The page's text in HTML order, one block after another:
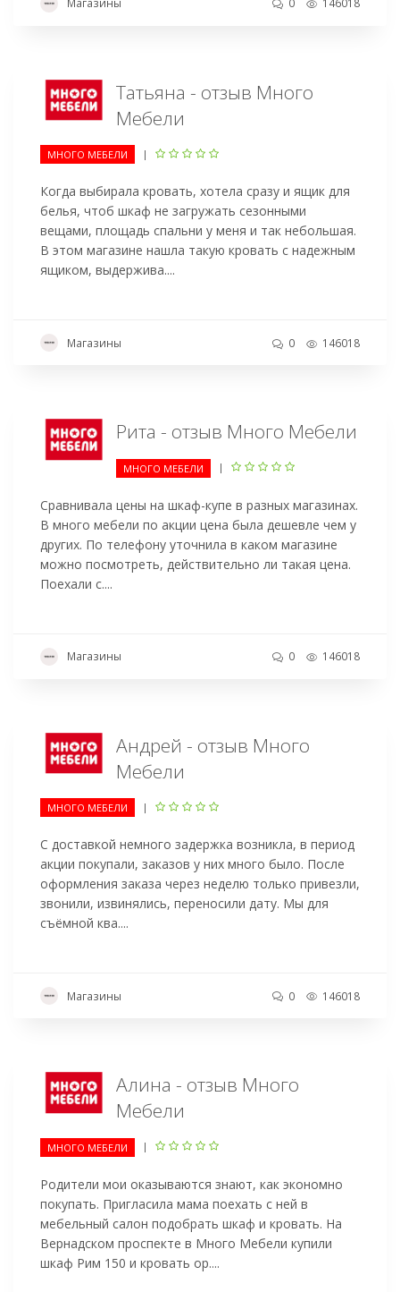
Магазины 0 146018
Татьяна - отзыв Много
Мебели
МНОГО МЕБЕЛИ |
Когда выбирала кровать, хотела сразу и ящик для
белья, чтоб шкаф не загружать сезонными
вещами, площадь спальни у меня и так небольшая.
В этом магазине нашла такую кровать с надежным
ящиком, выдержива....
Магазины 0 146018
Рита - отзыв Много Мебели
МНОГО МЕБЕЛИ |
Сравнивала цены на шкаф-купе в разных магазинах.
В много мебели по акции цена была дешевле чем у
других. По телефону уточнила в каком магазине
можно посмотреть, действительно ли такая цена.
Поехали с....
Магазины 0 146018
Андрей - отзыв Много
Мебели
МНОГО МЕБЕЛИ |
С доставкой немного задержка возникла, в период
акции покупали, заказов у них много было. После
оформления заказа через неделю только привезли,
звонили, извинялись, переносили дату. Мы для
съёмной ква....
Магазины 0 146018
Алина - отзыв Много
Мебели
МНОГО МЕБЕЛИ |
Родители мои оказываются знают, как экономно
покупать. Пригласила мама поехать с ней в
мебельный салон подобрать шкаф и кровать. На
Вернадском проспекте в Много Мебели купили
шкаф Рим 150 и кровать ор....